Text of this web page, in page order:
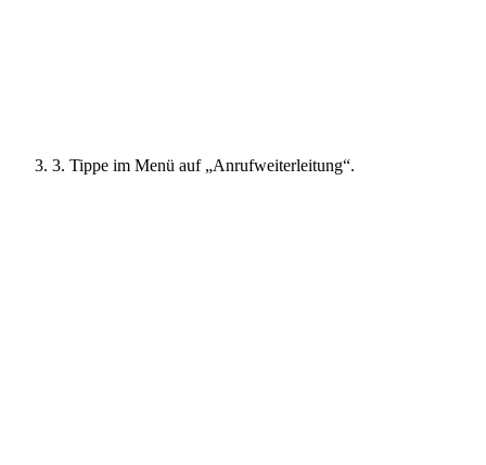
3. Tippe im Menü auf „Anrufweiterleitung“.